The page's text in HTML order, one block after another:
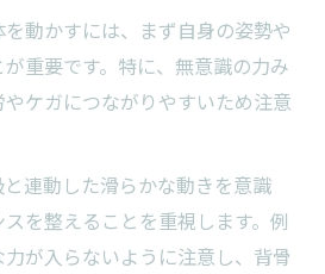
動かすには、まず自身の姿勢や
重要です。特に、無意識の力み
ケガにつながりやすいため注意
連動した滑らかな動きを意識
を整えることを重視します。例
が入らないように注意し、背骨